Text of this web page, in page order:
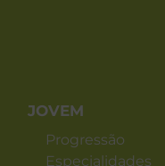
JOVEM
Progressão
Especialidades